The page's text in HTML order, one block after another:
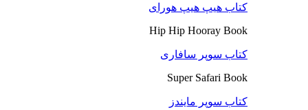
کتاب هیپ هیپ هورای
Hip Hip Hooray Book
کتاب سوپر سافاری
Super Safari Book
کتاب سوپر مایندز